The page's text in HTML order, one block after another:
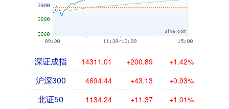
深证成指 14311.01 +200.89 +1.42%
沪深300 4694.44 +43.13 +0.93%
北证50 1134.24 +11.37 +1.01%